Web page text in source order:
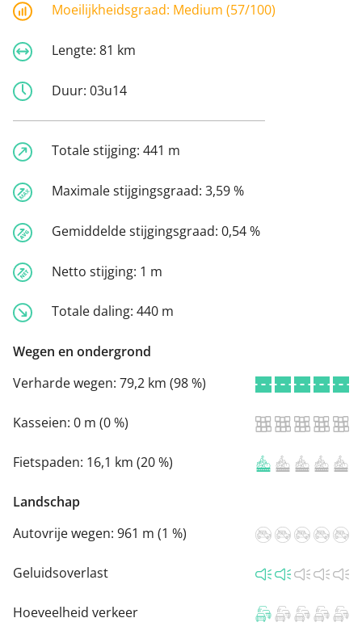
Moeilijkheidsgraad: Medium (57/100)
Lengte: 81 km
Duur: 03u14
Totale stijging: 441 m
Maximale stijgingsgraad: 3,59 %
Gemiddelde stijgingsgraad: 0,54 %
Netto stijging: 1 m
Totale daling: 440 m
Wegen en ondergrond
Verharde wegen: 79,2 km (98 %)
Kasseien: 0 m (0 %)
Fietspaden: 16,1 km (20 %)
Landschap
Autovrije wegen: 961 m (1 %)
Geluidsoverlast
Hoeveelheid verkeer